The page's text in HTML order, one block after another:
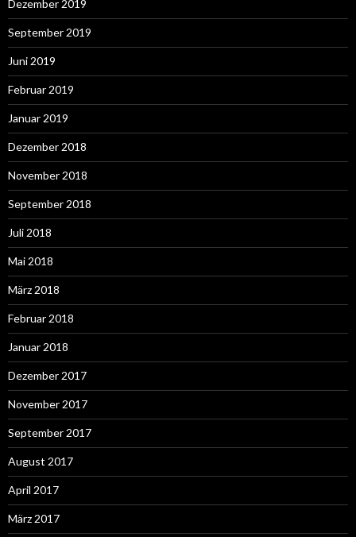
Dezember 2019
September 2019
Juni 2019
Februar 2019
Januar 2019
Dezember 2018
November 2018
September 2018
Juli 2018
Mai 2018
März 2018
Februar 2018
Januar 2018
Dezember 2017
November 2017
September 2017
August 2017
April 2017
März 2017